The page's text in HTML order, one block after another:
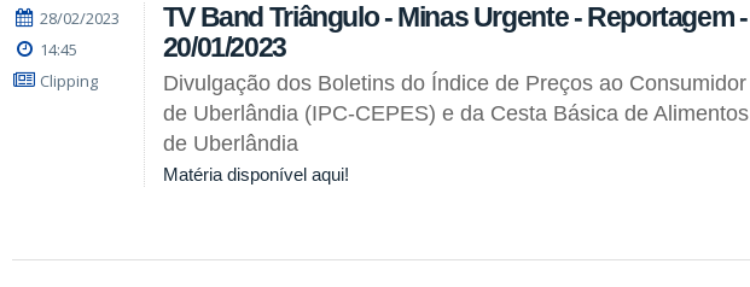
28/02/2023
14:45
Clipping
TV Band Triângulo - Minas Urgente - Reportagem -
20/01/2023
Divulgação dos Boletins do Índice de Preços ao Consumidor
de Uberlândia (IPC-CEPES) e da Cesta Básica de Alimentos
de Uberlândia
Matéria disponível aqui!